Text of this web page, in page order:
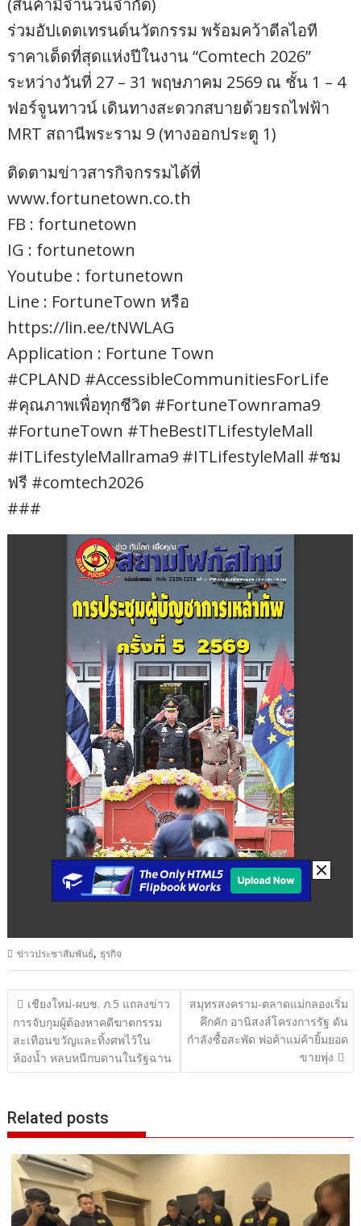
(สินค้ามีจำนวนจำกัด)
ร่วมอัปเดตเทรนด์นวัตกรรม พร้อมคว้าดีลไอที
ราคาเด็ดที่สุดแห่งปีในงาน “Comtech 2026”
ระหว่างวันที่ 27 – 31 พฤษภาคม 2569 ณ ชั้น 1 – 4
ฟอร์จูนทาวน์ เดินทางสะดวกสบายด้วยรถไฟฟ้า
MRT สถานีพระราม 9 (ทางออกประตู 1)
ติดตามข่าวสารกิจกรรมได้ที่
www.fortunetown.co.th
FB : fortunetown ​
IG : fortunetown
Youtube : fortunetown
Line : FortuneTown หรือ
https://lin.ee/tNWLAG
Application : Fortune Town
#CPLAND #AccessibleCommunitiesForLife
#คุณภาพเพื่อทุกชีวิต #FortuneTownrama9
#FortuneTown #TheBestITLifestyleMall
#ITLifestyleMallrama9 #ITLifestyleMall #ชม
ฟรี #comtech2026
###
ข่าวประชาสัมพันธ์, ธุรกิจ
แนะแนว
เรื่อง
เชียงใหม่-ผบช. ภ.5 แถลงข่าว
การจับกุมผู้ต้องหาคดีฆาตกรรม
สะเทือนขวัญและทิ้งศพไว้ใน
ห้องน้ำ หลบหนีกบดานในรัฐฉาน
สมุทรสงคราม-ตลาดแม่กลองเริ่ม
คึกคัก อานิสงส์โครงการรัฐ ดัน
กำลังซื้อสะพัด พ่อค้าแม่ค้ายิ้มยอด
ขายพุ่ง
Related posts